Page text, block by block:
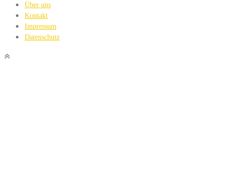
Über uns
Kontakt
Impressum
Datenschutz